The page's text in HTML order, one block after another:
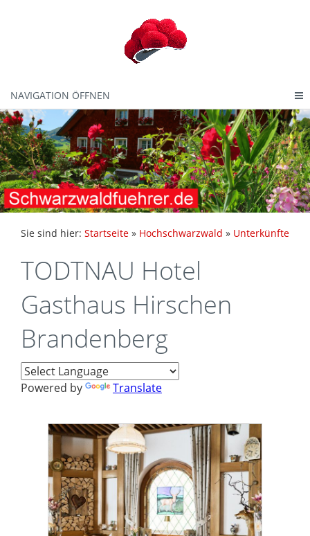
NAVIGATION ÖFFNEN
Sie sind hier: Startseite » Hochschwarzwald » Unterkünfte
TODTNAU Hotel
Gasthaus Hirschen
Brandenberg
Powered by Translate